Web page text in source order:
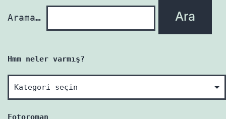
Arama…
Hmm neler varmış?
Hmm
neler
varmış?
Fotoroman